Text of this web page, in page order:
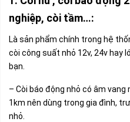
nghiệp, còi tầm…:
Là sản phẩm chính trong hệ
còi công suất nhỏ 12v, 24v hay
bạn.
– Còi báo động nhỏ có âm
1km nên dùng trong gia đình,
nhỏ.